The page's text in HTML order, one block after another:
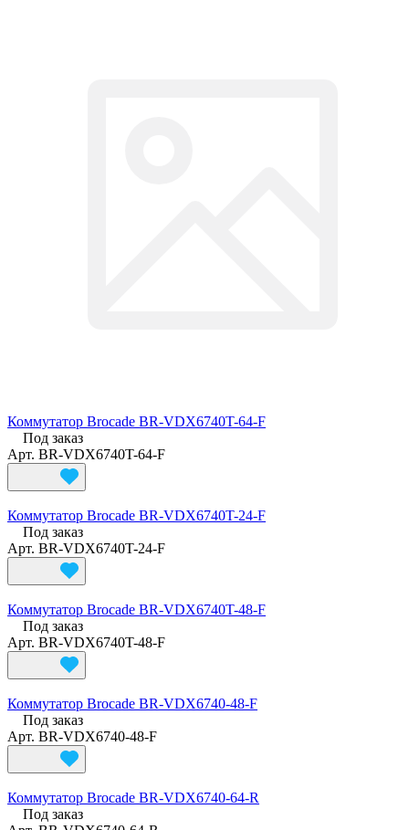
Коммутатор Brocade BR-VDX6740T-64-F
Под заказ
Арт. BR-VDX6740T-64-F
Коммутатор Brocade BR-VDX6740T-24-F
Под заказ
Арт. BR-VDX6740T-24-F
Коммутатор Brocade BR-VDX6740T-48-F
Под заказ
Арт. BR-VDX6740T-48-F
Коммутатор Brocade BR-VDX6740-48-F
Под заказ
Арт. BR-VDX6740-48-F
Коммутатор Brocade BR-VDX6740-64-R
Под заказ